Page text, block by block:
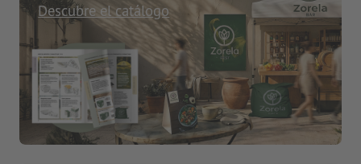
Descubre el catálogo